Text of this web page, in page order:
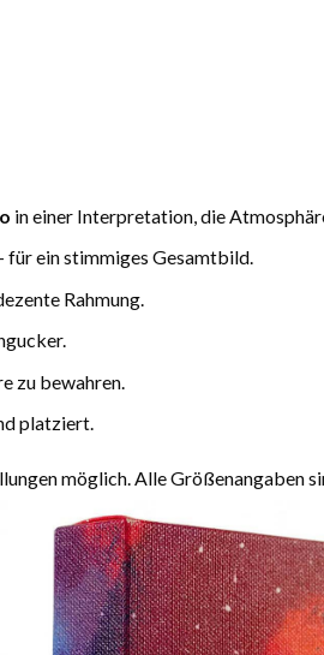
in einer Interpretation, die
ein stimmiges Gesamtbild.
Rahmung.
zu bewahren.
platziert.
möglich. Alle Größenangaben